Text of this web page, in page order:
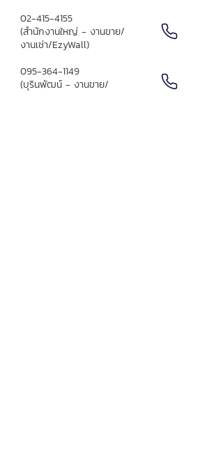
02-415-4155
(สำนักงานใหญ่ - งานขาย/
งานเช่า/EzyWall)​
095-364-1149
(บุรินพัฒน์ - งานขาย/
งานเช่า/EzyWall)